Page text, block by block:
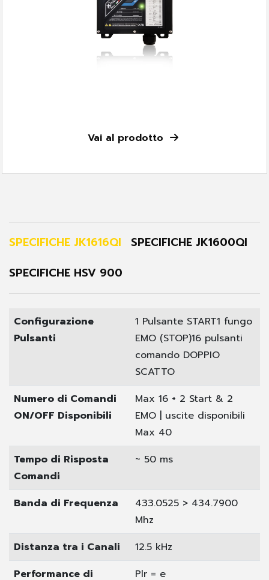
Vai al prodotto
SPECIFICHE JK1616QI
SPECIFICHE JK1600QI
SPECIFICHE HSV 900
Configurazione
Pulsanti
1 Pulsante START1 fungo
EMO (STOP)16 pulsanti
comando DOPPIO
SCATTO
Numero di Comandi
ON/OFF Disponibili
Max 16 + 2 Start & 2
EMO | uscite disponibili
Max 40
Tempo di Risposta
Comandi
~ 50 ms
Banda di Frequenza
433.0525 > 434.7900
Mhz
Distanza tra i Canali
12.5 kHz
Performance di
Plr = e